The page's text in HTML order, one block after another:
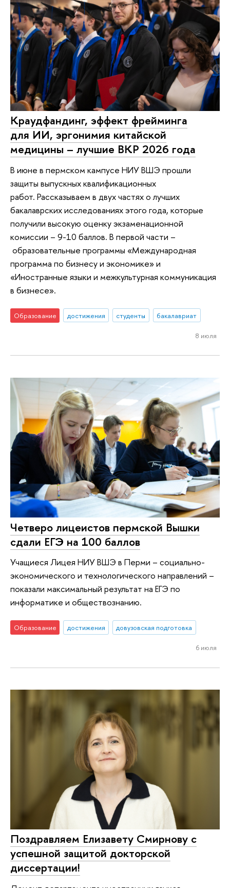
Краудфандинг, эффект фрейминга
для ИИ, эргонимия китайской
медицины – лучшие ВКР 2026 года
В июне в пермском кампусе НИУ ВШЭ прошли
защиты выпускных квалификационных
работ. Рассказываем в двух частях о лучших
бакалаврских исследованиях этого года, которые
получили высокую оценку экзаменационной
комиссии – 9-10 баллов. В первой части –
образовательные программы «Международная
программа по бизнесу и экономике» и
«Иностранные языки и межкультурная коммуникация
в бизнесе».
Образование достижения студенты бакалавриат
8 июля
Четверо лицеистов пермской Вышки
сдали ЕГЭ на 100 баллов
Учащиеся Лицея НИУ ВШЭ в Перми – социально-
экономического и технологического направлений –
показали максимальный результат на ЕГЭ по
информатике и обществознанию.
Образование достижения довузовская подготовка
6 июля
Поздравляем Елизавету Смирнову с
успешной защитой докторской
диссертации!